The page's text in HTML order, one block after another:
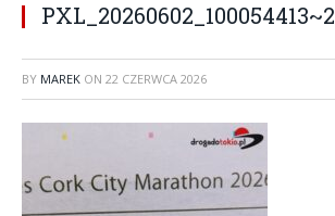
PXL_20260602_100054413~2
BY MAREK ON 22 CZERWCA 2026